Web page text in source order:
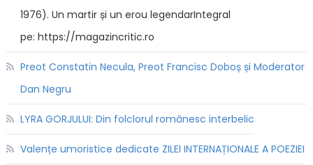
1976). Un martir și un erou legendarIntegral
pe: https://magazincritic.ro
Preot Constatin Necula, Preot Francisc Doboș și Moderator
Dan Negru
LYRA GORJULUI: Din folclorul românesc interbelic
Valențe umoristice dedicate ZILEI INTERNAȚIONALE A POEZIEI